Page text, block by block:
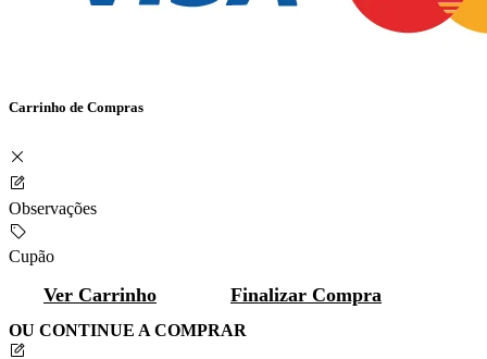
Carrinho de Compras
Observações
Cupão
Ver Carrinho Finalizar Compra
OU CONTINUE A COMPRAR